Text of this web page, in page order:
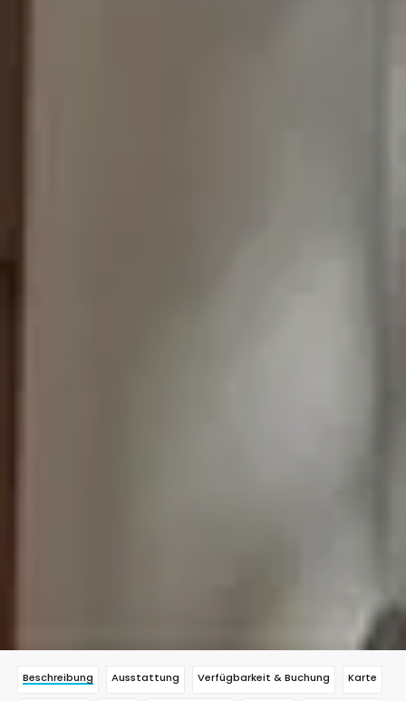
Beschreibung Ausstattung Verfügbarkeit & Buchung Karte